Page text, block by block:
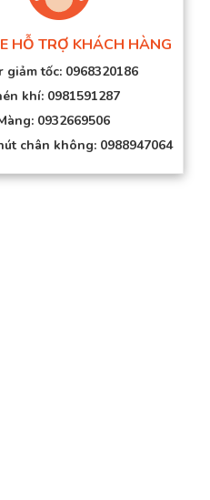
HỖ TRỢ KHÁCH HÀNG
giảm tốc: 0968320186
khí: 0981591287
0932669506
chân không: 0988947064